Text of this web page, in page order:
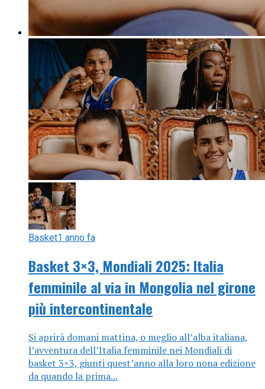
Basket1 anno fa
Basket 3×3, Mondiali 2025: Italia
femminile al via in Mongolia nel girone
più intercontinentale
Si aprirà domani mattina, o meglio all’alba italiana,
l’avventura dell’Italia femminile nei Mondiali di
basket 3×3, giunti quest’anno alla loro nona edizione
da quando la prima...